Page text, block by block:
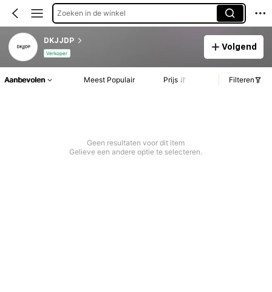
Zoeken in de winkel
DKJJDP
Verkoper
Volgend
Aanbevolen Meest Populair Prijs Filteren
Geen resultaten voor dit item
Gelieve een andere optie te selecteren.